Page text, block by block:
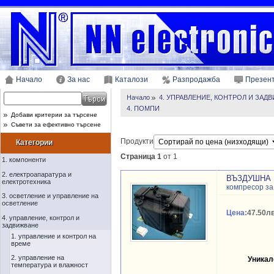
Начало За нас Каталози Разпродажба
Добави критерии за търсене
Съвети за ефективно търсене
Категории
1. компоненти
2. електроапаратура и
електротехника
3. осветление и управление на
осветление
4. управление, контрол и
задвижване
1. управление и контрол на
време
2. управление на
температура и влажност
Начало
4. УПРАВЛЕНИЕ, КОНТРОЛ И
4. ПОМПИ
Продукти
Страница 1 от 1
ВЪЗДУШНА
компресор
Цена: